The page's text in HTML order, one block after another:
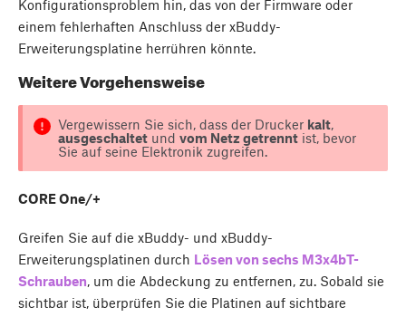
Konfigurationsproblem hin, das von der Firmware oder
einem fehlerhaften Anschluss der xBuddy-
Erweiterungsplatine herrühren könnte.
Weitere Vorgehensweise
Vergewissern Sie sich, dass der Drucker kalt,
ausgeschaltetund vom Netz getrenntist, bevor
Sie auf seine Elektronik zugreifen.
CORE One/+
Greifen Sie auf die xBuddy- und xBuddy-
Erweiterungsplatinen durch Lösen von sechs M3x4bT-
Schrauben, um die Abdeckung zu entfernen, zu. Sobald sie
sichtbar ist, überprüfen Sie die Platinen auf sichtbare